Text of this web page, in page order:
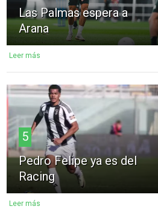
Las Palmas espera a
Arana
Leer más
5
Pedro Felipe ya es del
Racing
Leer más